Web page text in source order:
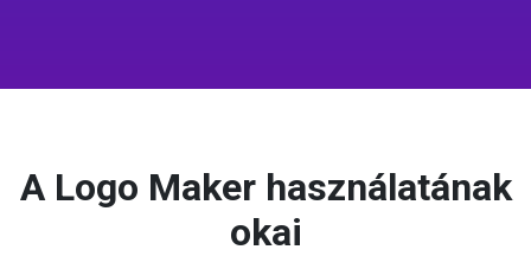
A Logo Maker használatának
okai